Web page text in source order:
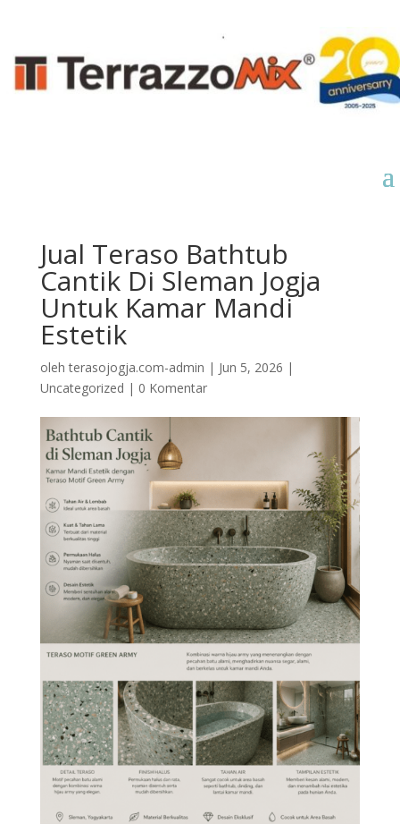
Jual Teraso Bathtub
Cantik Di Sleman Jogja
Untuk Kamar Mandi
Estetik
olehterasojogja.com-admin | Jun 5, 2026 |
Uncategorized | 0 Komentar